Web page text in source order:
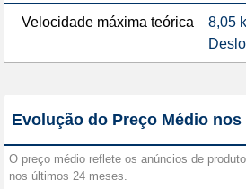
Velocidade máxima teórica
8,05
Evolução do Preço Médio
O preço médio reflete os anúncios de
nos últimos 24 meses.